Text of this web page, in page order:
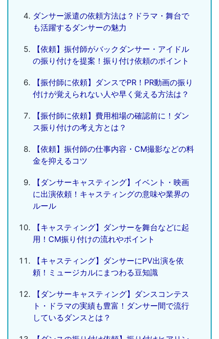
ダンサー派遣の依頼方法は？ドラマ・舞台で
も活躍するダンサーの魅力
【依頼】振付師がバックダンサー・アイドル
の振り付けを提案！振り付け依頼のポイント
【振付師に依頼】ダンスでPR！PR動画の振り
付けが覚えられない人や早く覚える方法は？
【振付師に依頼】費用相場の確認前に！ダン
ス振り付けの考え方とは？
【依頼】振付師の仕事内容・CM撮影などの料
金を抑えるコツ
【ダンサーキャスティング】イベント・映画
に出演依頼！キャスティングの意味や業界の
ルール
【キャスティング】ダンサーを舞台などに起
用！CM振り付けの流れやポイント
【キャスティング】ダンサーにPV出演を依
頼！ミュージカルにまつわる豆知識
【ダンサーキャスティング】ダンスコンテス
ト・ドラマの実績も豊富！ダンサー間で流行
しているダンスとは？